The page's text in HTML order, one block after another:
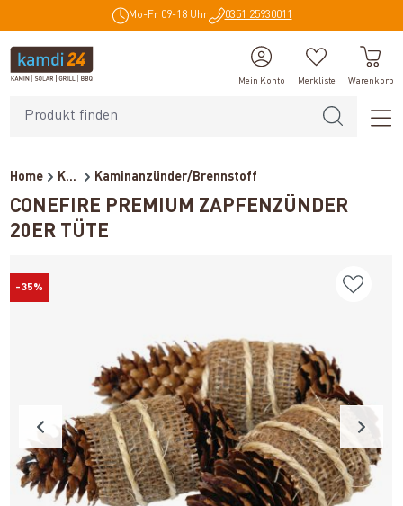
Mo-Fr 09-18 Uhr 0351 25930011
Mein Konto Merkliste Warenkorb
Home Kaminzubehör Kaminanzünder/Brennstoff
CONEFIRE PREMIUM ZAPFENZÜNDER
20ER TÜTE
-35%